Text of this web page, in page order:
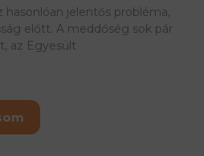
jelentős probléma,
előtt. A meddőség sok pár
az Egyesült